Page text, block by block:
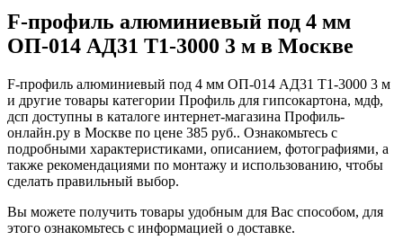
F-профиль алюминиевый под 4 мм
ОП-014 АД31 Т1-3000 3 м в Москве
F-профиль алюминиевый под 4 мм ОП-014 АД31 Т1-3000 3 м
и другие товары категории Профиль для гипсокартона, мдф,
дсп доступны в каталоге интернет-магазина Профиль-
онлайн.ру в Москве по цене 385 руб.. Ознакомьтесь с
подробными характеристиками, описанием, фотографиями, а
также рекомендациями по монтажу и использованию, чтобы
сделать правильный выбор.
Вы можете получить товары удобным для Вас способом, для
этого ознакомьтесь с информацией о доставке.